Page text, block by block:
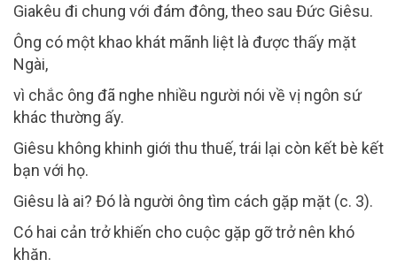
Giakêu đi chung với đám đông, theo sau Đức Giêsu.
Ông có một khao khát mãnh liệt là được thấy mặt
Ngài,
vì chắc ông đã nghe nhiều người nói về vị ngôn sứ
khác thường ấy.
Giêsu không khinh giới thu thuế, trái lại còn kết bè kết
bạn với họ.
Giêsu là ai? Đó là người ông tìm cách gặp mặt (c. 3).
Có hai cản trở khiến cho cuộc gặp gỡ trở nên khó
khăn.